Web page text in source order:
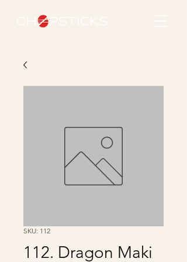
SKU: 112
112. Dragon Maki